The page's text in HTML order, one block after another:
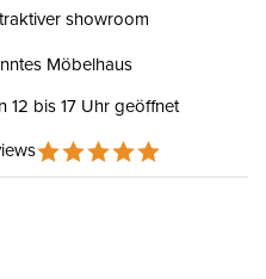
showroom
Möbelhaus
12 bis 17 Uhr geöffnet